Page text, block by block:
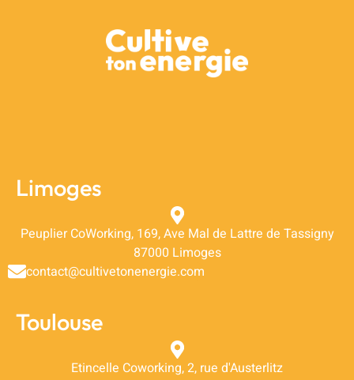
Limoges
Peuplier CoWorking, 169, Ave Mal de Lattre de Tassigny
87000 Limoges
contact@cultivetonenergie.com
Toulouse
Etincelle Coworking, 2, rue d'Austerlitz